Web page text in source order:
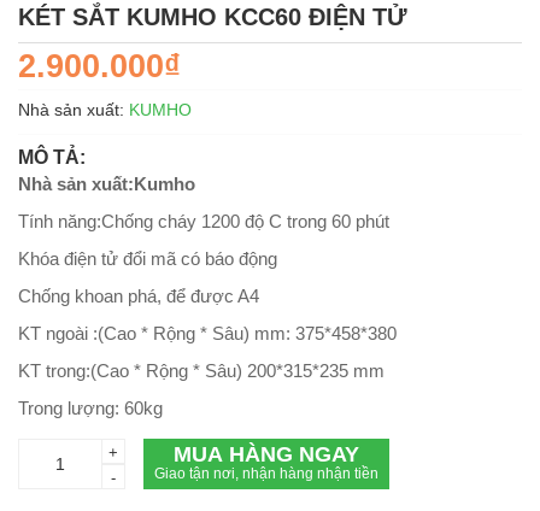
KÉT SẮT KUMHO KCC60 ĐIỆN TỬ
2.900.000₫
Nhà sản xuất: KUMHO
MÔ TẢ:
Nhà sản xuất:Kumho
Tính năng:Chống cháy 1200 độ C trong 60 phút
Khóa điện tử đổi mã có báo động
Chống khoan phá, để được A4
KT ngoài :(Cao * Rộng * Sâu) mm: 375*458*380
KT trong:(Cao * Rộng * Sâu) 200*315*235 mm
Trong lượng: 60kg
+
-
MUA HÀNG NGAY
Giao tận nơi, nhận hàng nhận tiền